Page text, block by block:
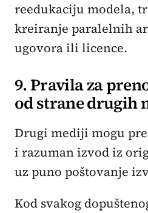
reedukaciju modela,
kreiranje paralelnih
ugovora ili licence.
9. Pravila za
od strane drugih
Drugi mediji mogu
i razuman izvod iz
uz puno poštovanje
Kod svakog